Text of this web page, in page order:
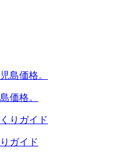
価格。
ガイド